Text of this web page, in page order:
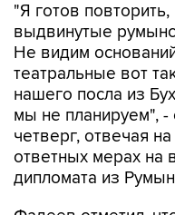
"Я готов
выдвинутые
Не видим
театральные вот
нашего посла из
мы не планируем", -
четверг, отвечая
ответных мерах на
дипломата из